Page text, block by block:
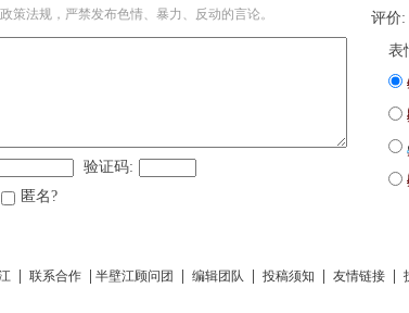
策法规，严禁发布色情、暴力、反动的言论。 评价:
表
验证码:
匿名?
联系合作 半壁江顾问团 编辑团队 投稿须知 友情链接